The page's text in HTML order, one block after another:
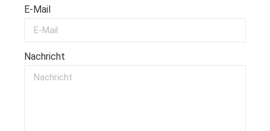
E-Mail
Nachricht